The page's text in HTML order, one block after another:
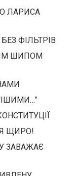
ЛАРИСА
ФІЛЬТРІВ
ШИПОМ
ЩИРО!
ЗАВАЖАЄ